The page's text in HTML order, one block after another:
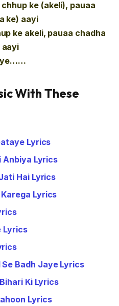
ke (akeli), pauaa
ke) aayi
ke akeli, pauaa chadha
aayi
With These
Lyrics
Anbiya Lyrics
Hai Lyrics
Lyrics
Lyrics
Badh Jaye Lyrics
Ki Lyrics
Lyrics